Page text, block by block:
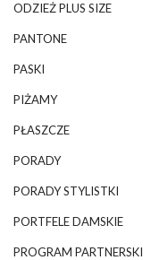
ODZIEŻ PLUS SIZE
PANTONE
PASKI
PIŻAMY
PŁASZCZE
PORADY
PORADY STYLISTKI
PORTFELE DAMSKIE
PROGRAM PARTNERSKI